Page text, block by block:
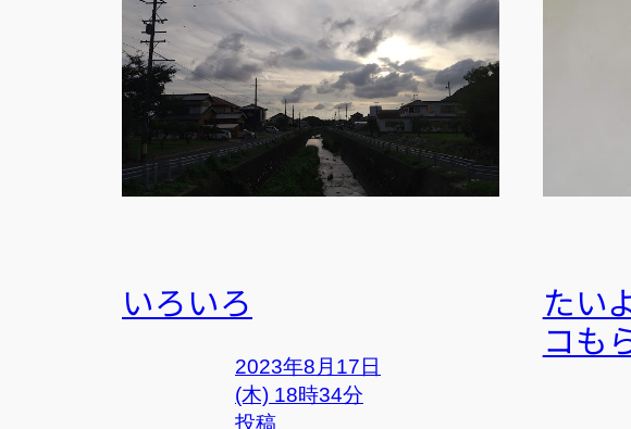
いろいろ
2023年8月17日
(木) 18時34分
投稿
たい
コも